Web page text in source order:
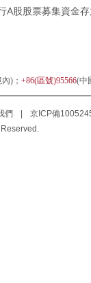
A股股票募集資金
)； +86(區號)95566(中
們 京ICP備